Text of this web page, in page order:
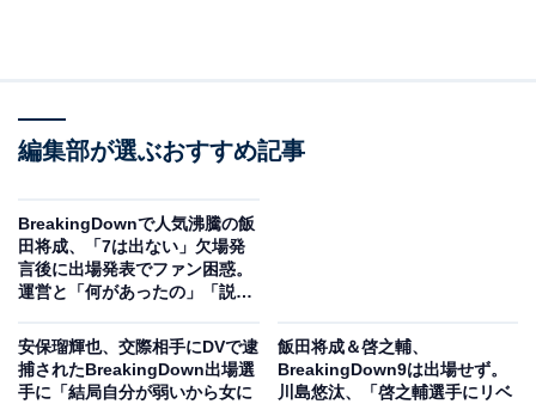
編集部が選ぶおすすめ記事
BreakingDownで人気沸騰の飯
田将成、「7は出ない」欠場発
言後に出場発表でファン困惑。
運営と「何があったの」「説得
安保瑠輝也、交際相手にDVで逮
捕されたBreakingDown出場選
手に「結局自分が弱いから女に
飯田将成＆啓之輔、
BreakingDown9は出場せず。
川島悠汰、「啓之輔選手にリベ